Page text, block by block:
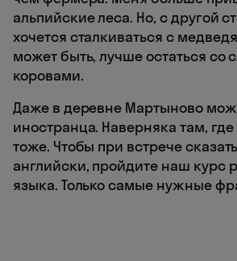
альпийские леса. Но, с другой
хочется сталкиваться с
может быть, лучше остаться со
коровами.
Даже в деревне Мартыново
иностранца. Наверняка там,
тоже. Чтобы при встрече
английски, пройдите наш курс
языка. Только самые нужные